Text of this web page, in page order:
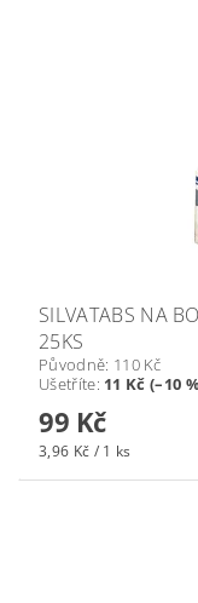
SILVATABS NA
25KS
Původně: 110 Kč
Ušetříte: 11 Kč (–10
99 Kč
3,96 Kč / 1 ks